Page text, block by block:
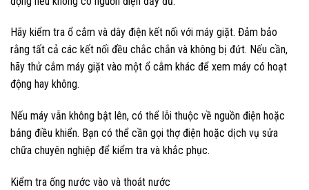
Hãy kiểm tra ổ cắm và dây điện kết nối với máy giặt. Đảm bảo
rằng tất cả các kết nối đều chắc chắn và không bị đứt. Nếu cần,
hãy thử cắm máy giặt vào một ổ cắm khác để xem máy có hoạt
động hay không.
Nếu máy vẫn không bật lên, có thể lỗi thuộc về nguồn điện hoặc
bảng điều khiển. Bạn có thể cần gọi thợ điện hoặc dịch vụ sửa
chữa chuyên nghiệp để kiểm tra và khắc phục.
Kiểm tra ống nước vào và thoát nước